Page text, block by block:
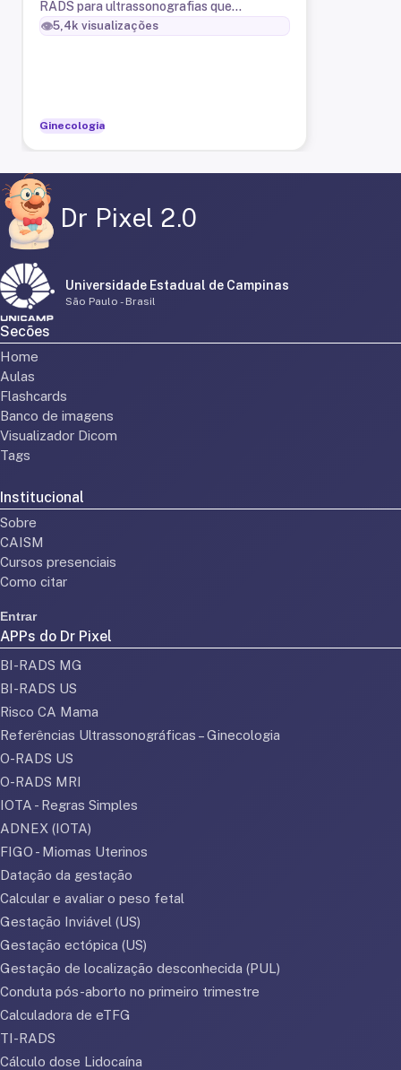
RADS para ultrassonografias que
apresentem linfonodos atípicos e/ou
👁️5,4k visualizações
Ginecologia
Dr Pixel 2.0
Universidade Estadual de Campinas
São Paulo - Brasil
Secões
Home
Aulas
Flashcards
Banco de imagens
Visualizador Dicom
Tags
Institucional
Sobre
CAISM
Cursos presenciais
Como citar
Entrar
APPs do Dr Pixel
BI-RADS MG
BI-RADS US
Risco CA Mama
Referências Ultrassonográficas – Ginecologia
O-RADS US
O-RADS MRI
IOTA - Regras Simples
ADNEX (IOTA)
FIGO - Miomas Uterinos
Datação da gestação
Calcular e avaliar o peso fetal
Gestação Inviável (US)
Gestação ectópica (US)
Gestação de localização desconhecida (PUL)
Conduta pós-aborto no primeiro trimestre
Calculadora de eTFG
TI-RADS
Cálculo dose Lidocaína